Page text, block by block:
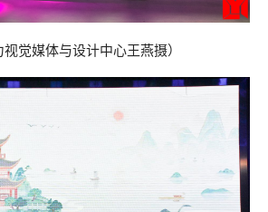
视觉媒体与设计中心王燕摄）